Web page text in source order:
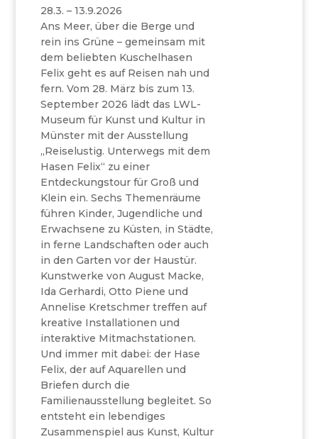
28.3. – 13.9.2026
Ans Meer, über die Berge und
rein ins Grüne – gemeinsam mit
dem beliebten Kuschelhasen
Felix geht es auf Reisen nah und
fern. Vom 28. März bis zum 13.
September 2026 lädt das LWL-
Museum für Kunst und Kultur in
Münster mit der Ausstellung
„Reiselustig. Unterwegs mit dem
Hasen Felix“ zu einer
Entdeckungstour für Groß und
Klein ein. Sechs Themenräume
führen Kinder, Jugendliche und
Erwachsene zu Küsten, in Städte,
in ferne Landschaften oder auch
in den Garten vor der Haustür.
Kunstwerke von August Macke,
Ida Gerhardi, Otto Piene und
Annelise Kretschmer treffen auf
kreative Installationen und
interaktive Mitmachstationen.
Und immer mit dabei: der Hase
Felix, der auf Aquarellen und
Briefen durch die
Familienausstellung begleitet. So
entsteht ein lebendiges
Zusammenspiel aus Kunst, Kultur